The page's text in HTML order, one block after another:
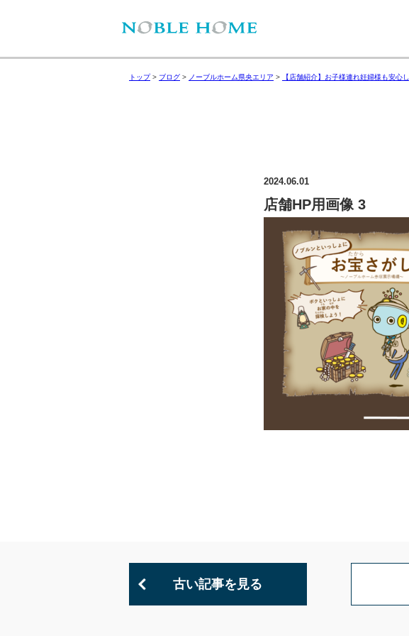
トップ> ブログ > ノーブルホーム県央エリア > 【店舗紹介】お子様連れ妊婦様も安心
2024.06.01
店舗HP用画像 3
古い記事を見る